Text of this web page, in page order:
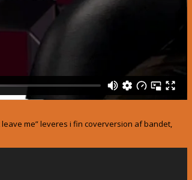
me” leveres i fin coverversion af bandet,